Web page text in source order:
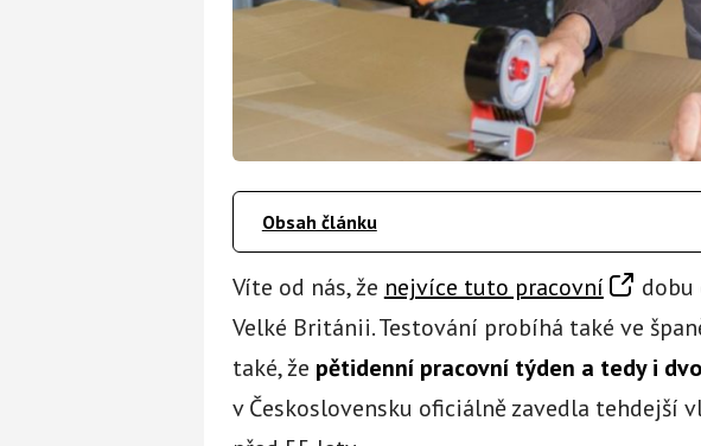
Obsah článku
Víte od nás, že nejvíce tuto pracovní
dobu
Velké Británii. Testování probíhá také ve
také, že pětidenní pracovní týden a tedy i
v Československu oficiálně zavedla tehdejší